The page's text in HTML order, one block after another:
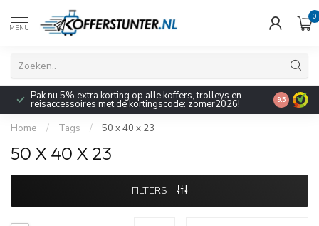
MENU
0
Pak nu 5% extra korting op alle koffers, trolleys en
reisaccessoires met de kortingscode: zomer2026! 9.5
Home / Tags / 50 x 40 x 23
50 X 40 X 23
FILTERS